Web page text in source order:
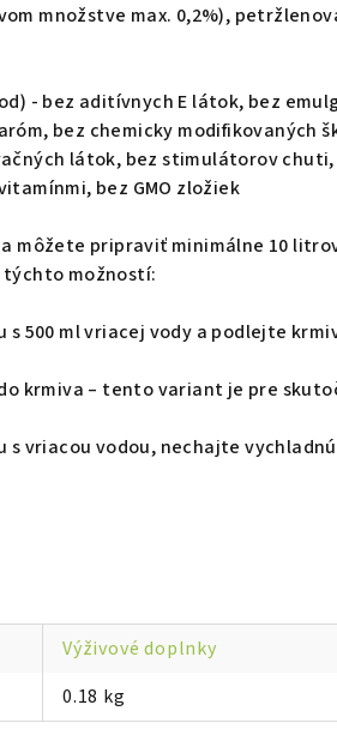
množstve max. 0,2%),
- bez aditívnych E látok, bez
bez chemicky modifikovaných
látok, bez stimulátorov chuti,
bez GMO zložiek
môžete pripraviť minimálne 10
týchto možností:
500 ml vriacej vody a podlejte
krmiva – tento variant je pre
s vriacou vodou, nechajte
Výživové doplnky
0.18 kg